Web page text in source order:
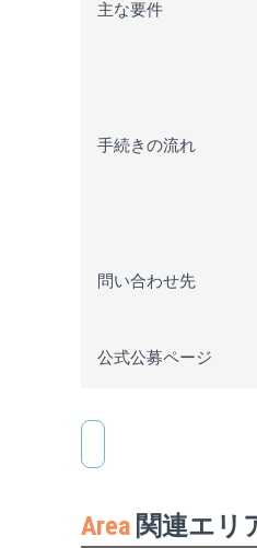
主な要件
手続きの流れ
問い合わせ先
公式公募ページ
Area 関連エリ